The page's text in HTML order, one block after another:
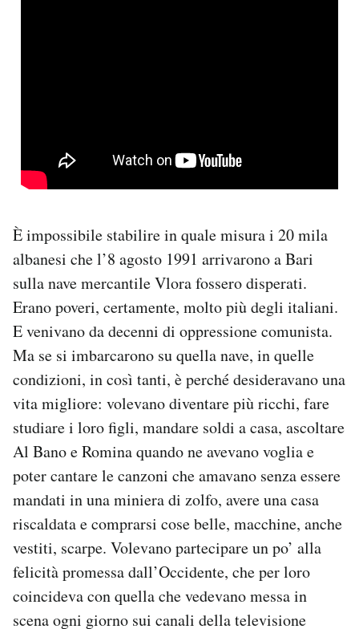
È impossibile stabilire in quale misura i 20 mila
albanesi che l’8 agosto 1991 arrivarono a Bari
sulla nave mercantile Vlora fossero disperati.
Erano poveri, certamente, molto più degli italiani.
E venivano da decenni di oppressione comunista.
Ma se si imbarcarono su quella nave, in quelle
condizioni, in così tanti, è perché desideravano una
vita migliore: volevano diventare più ricchi, fare
studiare i loro figli, mandare soldi a casa, ascoltare
Al Bano e Romina quando ne avevano voglia e
poter cantare le canzoni che amavano senza essere
mandati in una miniera di zolfo, avere una casa
riscaldata e comprarsi cose belle, macchine, anche
vestiti, scarpe. Volevano partecipare un po’ alla
felicità promessa dall’Occidente, che per loro
coincideva con quella che vedevano messa in
scena ogni giorno sui canali della televisione